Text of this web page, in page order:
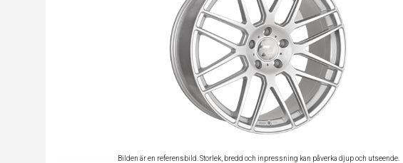
Bilden är en referensbild. Storlek, bredd och inpressning kan påverka djup och utseende.